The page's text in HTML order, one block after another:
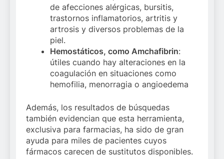
de afecciones alérgicas, bursitis,
trastornos inflamatorios, artritis y
artrosis y diversos problemas de la
piel.
Hemostáticos, como Amchafibrin:
útiles cuando hay alteraciones en la
coagulación en situaciones como
hemofilia, menorragia o angioedema
Además, los resultados de búsquedas
también evidencian que esta herramienta,
exclusiva para farmacias, ha sido de gran
ayuda para miles de pacientes cuyos
fármacos carecen de sustitutos disponibles.